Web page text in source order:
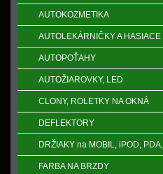
AUTOKOZMETIKA
AUTOLEKÁRNIČKY A
AUTOPOŤAHY
AUTOŽIAROVKY, LED
CLONY, ROLETKY NA OKNÁ
DEFLEKTORY
DRŽIAKY na MOBIL, iPOD,
FARBA NA BRZDY